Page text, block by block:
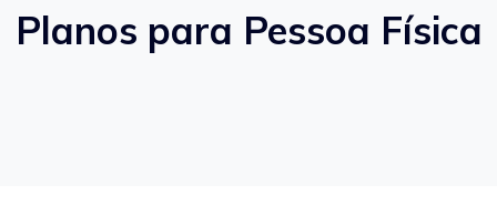
Planos para Pessoa Física